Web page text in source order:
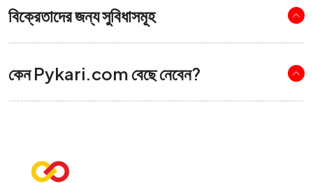
বিক্রেতাদের জন্য সুবিধাসমূহ
কেন Pykari.com বেছে নেবেন?